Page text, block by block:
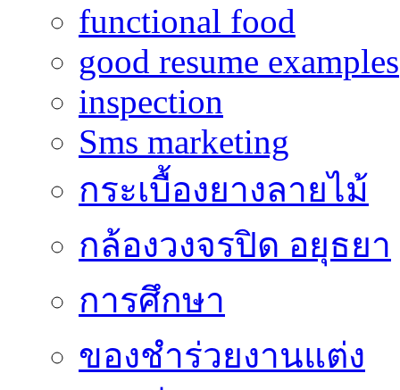
functional food
good resume examples
inspection
Sms marketing
กระเบื้องยางลายไม้
กล้องวงจรปิด อยุธยา
การศึกษา
ของชำร่วยงานแต่ง